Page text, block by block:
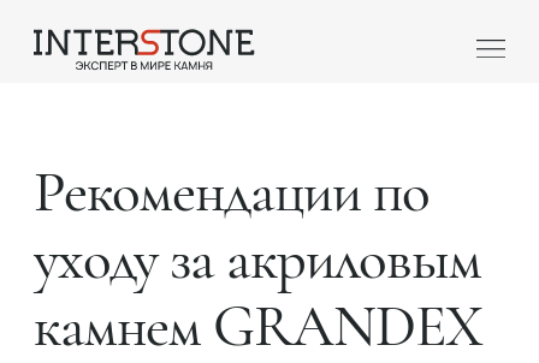
Рекомендации по
уходу за акриловым
камнем GRANDEX
Ваша сфера деятельности